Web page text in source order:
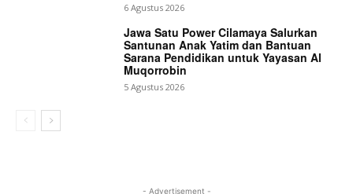
6 Agustus 2026
Jawa Satu Power Cilamaya Salurkan
Santunan Anak Yatim dan Bantuan
Sarana Pendidikan untuk Yayasan Al
Muqorrobin
5 Agustus 2026
- Advertisement -